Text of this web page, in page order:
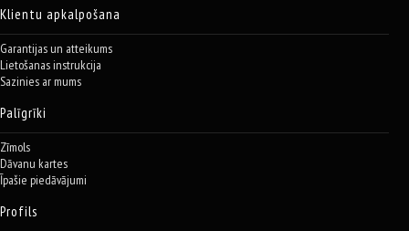
Klientu apkalpošana
Garantijas un atteikums
Lietošanas instrukcija
Sazinies ar mums
Palīgrīki
Zīmols
Dāvanu kartes
Īpašie piedāvājumi
Profils